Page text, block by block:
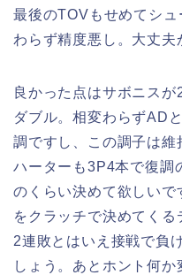
最後のTOVもせめてシ
わらず精度悪し。大丈夫
良かった点はサボニス
ダブル。相変わらずAD
調ですし、この調子は維
ハーターも3P4本で復調
のくらい決めて欲しい
をクラッチで決めてくる
2連敗とはいえ接戦で負
しょう。あとホント何